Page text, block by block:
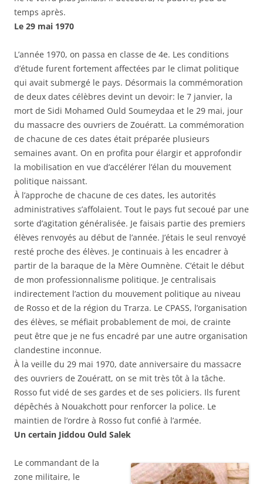
temps après.
Le 29 mai 1970
L’année 1970, on passa en classe de 4e. Les conditions
d’étude furent fortement affectées par le climat politique
qui avait submergé le pays. Désormais la commémoration
de deux dates célèbres devint un devoir: le 7 janvier, la
mort de Sidi Mohamed Ould Soumeydaa et le 29 mai, jour
du massacre des ouvriers de Zouératt. La commémoration
de chacune de ces dates était préparée plusieurs
semaines avant. On en profita pour élargir et approfondir
la mobilisation en vue d’accélérer l’élan du mouvement
politique naissant.
À l’approche de chacune de ces dates, les autorités
administratives s’affolaient. Tout le pays fut secoué par une
sorte d’agitation généralisée. Je faisais partie des premiers
élèves renvoyés au début de l’année. J’étais le seul renvoyé
resté proche des élèves. Je continuais à les encadrer à
partir de la baraque de la Mère Oumnène. C’était le début
de mon professionnalisme politique. Je centralisais
indirectement l’action du mouvement politique au niveau
de Rosso et de la région du Trarza. Le CPASS, l’organisation
des élèves, se méfiait probablement de moi, de crainte
peut être que je ne fus encadré par une autre organisation
clandestine inconnue.
À la veille du 29 mai 1970, date anniversaire du massacre
des ouvriers de Zouératt, on se mit très tôt à la tâche.
Rosso fut vidé de ses gardes et de ses policiers. Ils furent
dépêchés à Nouakchott pour renforcer la police. Le
maintien de l’ordre à Rosso fut confié à l’armée.
Un certain Jiddou Ould Salek
Le commandant de la
zone militaire, le